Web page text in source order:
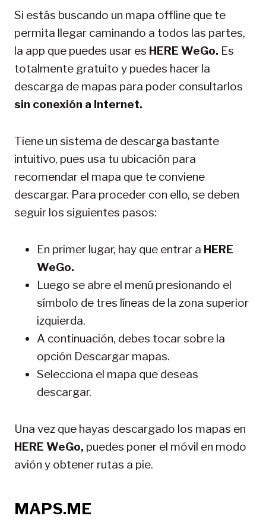
Si estás buscando un mapa offline que te
permita llegar caminando a todos las partes,
la app que puedes usar es HERE WeGo. Es
totalmente gratuito y puedes hacer la
descarga de mapas para poder consultarlos
sin conexión a Internet.
Tiene un sistema de descarga bastante
intuitivo, pues usa tu ubicación para
recomendar el mapa que te conviene
descargar. Para proceder con ello, se deben
seguir los siguientes pasos:
En primer lugar, hay que entrar a HERE
WeGo.
Luego se abre el menú presionando el
símbolo de tres líneas de la zona superior
izquierda.
A continuación, debes tocar sobre la
opción Descargar mapas.
Selecciona el mapa que deseas
descargar.
Una vez que hayas descargado los mapas en
HERE WeGo, puedes poner el móvil en modo
avión y obtener rutas a pie.
MAPS.ME